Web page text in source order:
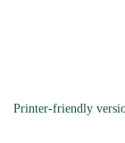
Printer-friendly